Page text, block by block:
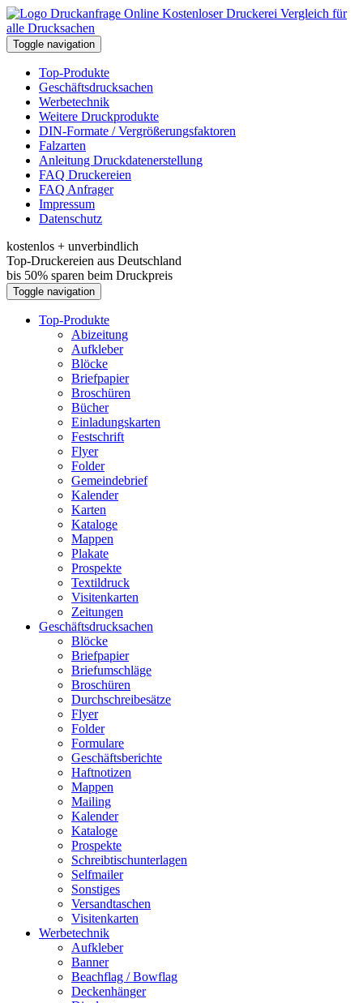
Kostenloser Druckerei Vergleich für
alle Drucksachen
Toggle navigation
Top-Produkte
Geschäftsdrucksachen
Werbetechnik
Weitere Druckprodukte
DIN-Formate / Vergrößerungsfaktoren
Falzarten
Anleitung Druckdatenerstellung
FAQ Druckereien
FAQ Anfrager
Impressum
Datenschutz
kostenlos + unverbindlich
Top-Druckereien aus Deutschland
bis 50% sparen beim Druckpreis
Toggle navigation
Top-Produkte
Abizeitung
Aufkleber
Blöcke
Briefpapier
Broschüren
Bücher
Einladungskarten
Festschrift
Flyer
Folder
Gemeindebrief
Kalender
Karten
Kataloge
Mappen
Plakate
Prospekte
Textildruck
Visitenkarten
Zeitungen
Geschäftsdrucksachen
Blöcke
Briefpapier
Briefumschläge
Broschüren
Durchschreibesätze
Flyer
Folder
Formulare
Geschäftsberichte
Haftnotizen
Mappen
Mailing
Kalender
Kataloge
Prospekte
Schreibtischunterlagen
Selfmailer
Sonstiges
Versandtaschen
Visitenkarten
Werbetechnik
Aufkleber
Banner
Beachflag / Bowflag
Deckenhänger